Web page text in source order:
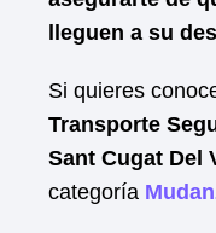
lleguen a su
Si quieres
Transporte
Sant Cugat Del
categoría